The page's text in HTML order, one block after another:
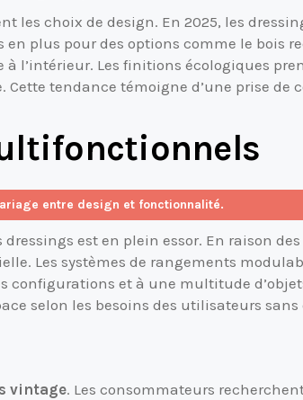
choix de design. En 2025, les
en plus pour des options comme le bois
Les finitions écologiques
tendance témoigne d’une prise de
entre design et fonctionnalité.
est en plein essor. En raison
Les systèmes de rangements
configurations et à une multitude
selon les besoins des utilisateurs
vintage. Les consommateurs